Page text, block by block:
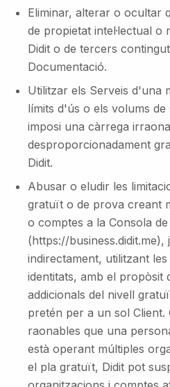
Eliminar, alterar o ocultar
de propietat intel·lectual o
Didit o de tercers
Documentació.
Utilitzar els Serveis d'una
límits d'ús o els volums
imposi una càrrega
desproporcionadament
Didit.
Abusar o eludir les
gratuït o de prova creant
o comptes a la Consola
(https://business.didit.me),
indirectament, utilitzant
identitats, amb el propòsit
addicionals del nivell
pretén per a un sol Client.
raonables que una
està operant múltiples
el pla gratuït, Didit pot